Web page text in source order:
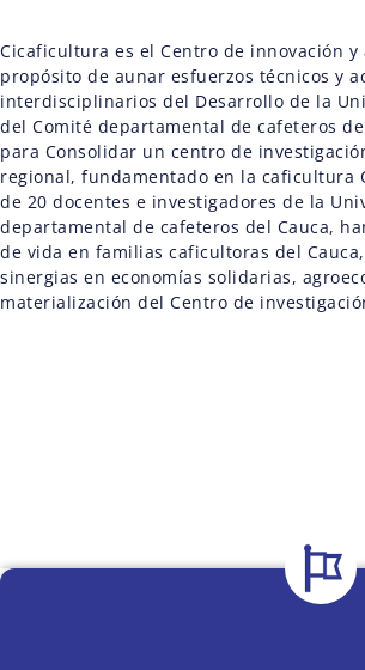
Cicaficultura es el Centro de innovación
propósito de aunar esfuerzos técnicos y
interdisciplinarios del Desarrollo de la
del Comité departamental de cafeteros
para Consolidar un centro de
regional, fundamentado en la caficultura
de 20 docentes e investigadores de la
departamental de cafeteros del Cauca,
de vida en familias caficultoras del
sinergias en economías solidarias,
materialización del Centro de